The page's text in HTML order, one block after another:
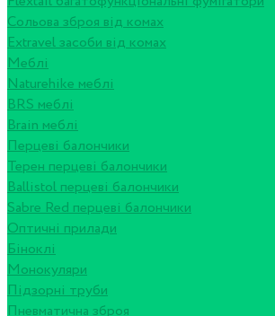
Сольова зброя від комах
Extravel засоби від комах
Меблі
Naturehike меблі
BRS меблі
Brain меблі
Перцеві балончики
Терен перцеві балончики
Ballistol перцеві балончики
Sabre Red перцеві балончики
Оптичні прилади
Біноклі
Монокуляри
Підзорні труби
Пневматична зброя